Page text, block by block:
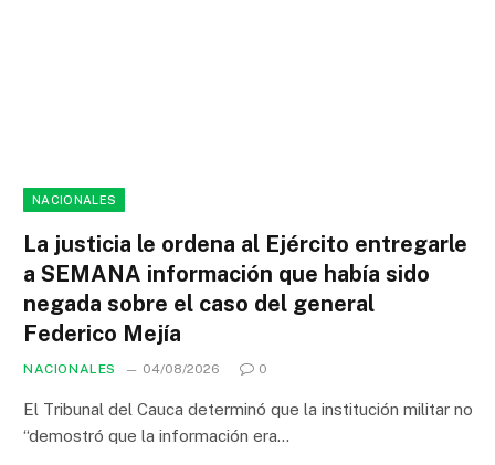
NACIONALES
La justicia le ordena al Ejército entregarle
a SEMANA información que había sido
negada sobre el caso del general
Federico Mejía
NACIONALES 04/08/2026 0
El Tribunal del Cauca determinó que la institución militar no
“demostró que la información era…